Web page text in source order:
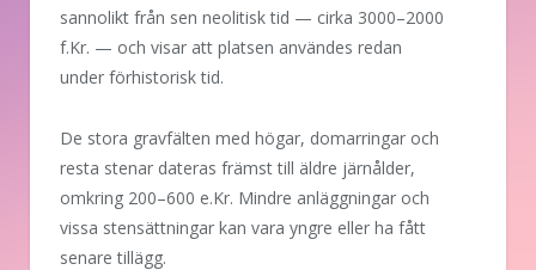
sannolikt från sen neolitisk tid — cirka 3000–2000
f.Kr. — och visar att platsen användes redan
under förhistorisk tid.
De stora gravfälten med högar, domarringar och
resta stenar dateras främst till äldre järnålder,
omkring 200–600 e.Kr. Mindre anläggningar och
vissa stensättningar kan vara yngre eller ha fått
senare tillägg.